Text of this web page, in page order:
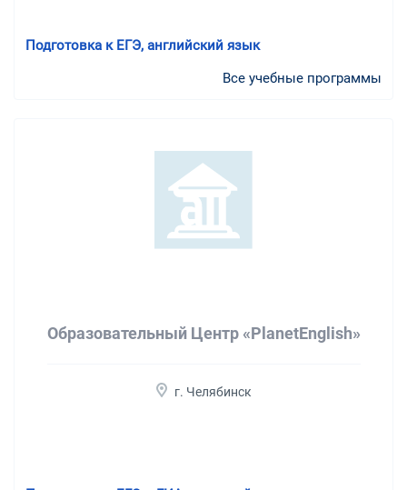
Подготовка к ЕГЭ, английский язык
Все учебные программы
Образовательный Центр «PlanetEnglish»
г. Челябинск